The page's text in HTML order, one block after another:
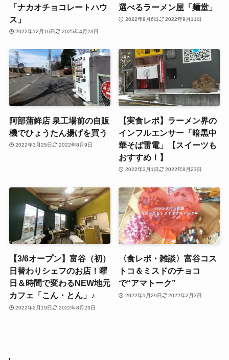
「ナカオチョコレートハウ
ス」
2022年12月16日 2025年4月23日
選べるラーメン屋「麺堂」
2022年9月6日 2022年9月11日
阿部蒲鉾店 泉工場前の自販
機でひょうたん揚げを買う
2022年3月25日 2022年8月9日
【実食レポ】ラーメン界の
インフルエンサー「暗黒中
華そば雷電」【スイーツも
おすすめ！】
2022年3月1日 2022年8月23日
【3/6オープン】富谷（初）
日替わりシェフのお店！曜
日＆時間で変わるNEW地元
カフェ「こん・とん」♪
2022年2月19日 2022年8月23日
〈食レポ・雑談〉富谷コス
トコ＆ミスドのチョコ
で“アマトーク”
2022年1月29日 2022年2月3日